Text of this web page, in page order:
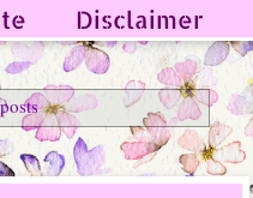
Disclaimer